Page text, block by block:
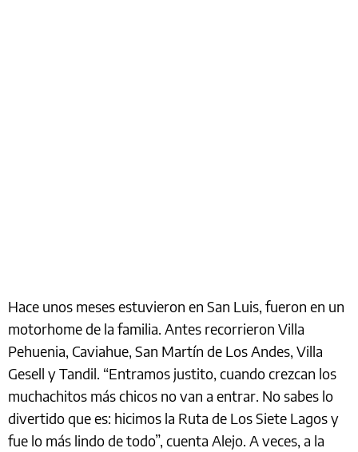
Hace unos meses estuvieron en San Luis, fueron en un
motorhome de la familia. Antes recorrieron Villa
Pehuenia, Caviahue, San Martín de Los Andes, Villa
Gesell y Tandil. “Entramos justito, cuando crezcan los
muchachitos más chicos no van a entrar. No sabes lo
divertido que es: hicimos la Ruta de Los Siete Lagos y
fue lo más lindo de todo”, cuenta Alejo. A veces, a la